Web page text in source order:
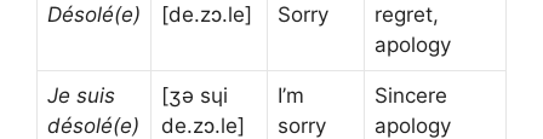
Désolé(e) [de.zɔ.le] Sorry
regret,
apology
Je suis
désolé(e)
[ʒə sɥi
de.zɔ.le]
I’m
sorry
Sincere
apology